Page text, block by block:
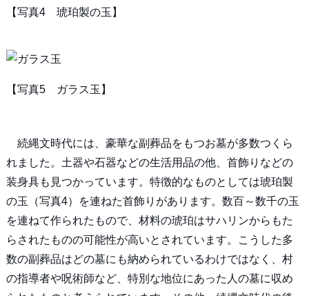
【写真4 琥珀製の玉】
【写真5 ガラス玉】
続縄文時代には、豪華な副葬品をもつお墓が多数つくら
れました。土器や石器などの生活用品の他、首飾りなどの
装身具も見つかっています。特徴的なものとしては琥珀製
の玉（写真4）を連ねた首飾りがあります。数百～数千の玉
を連ねて作られたもので、材料の琥珀はサハリンからもた
らされたものの可能性が高いとされています。こうした多
数の副葬品はどの墓にも納められているわけではなく、村
の指導者や呪術師など、特別な地位にあった人の墓に収め